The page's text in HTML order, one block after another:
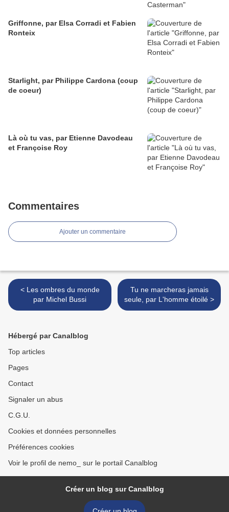
Griffonne, par Elsa Corradi et Fabien
Ronteix
Starlight, par Philippe Cardona (coup
de coeur)
Là où tu vas, par Etienne Davodeau
et Françoise Roy
Commentaires
Ajouter un commentaire
< Les ombres du monde
par Michel Bussi
Tu ne marcheras jamais
seule, par L'homme étoilé >
Hébergé par Canalblog
Top articles
Pages
Contact
Signaler un abus
C.G.U.
Cookies et données personnelles
Préférences cookies
Voir le profil de nemo_ sur le portail Canalblog
Créer un blog sur Canalblog